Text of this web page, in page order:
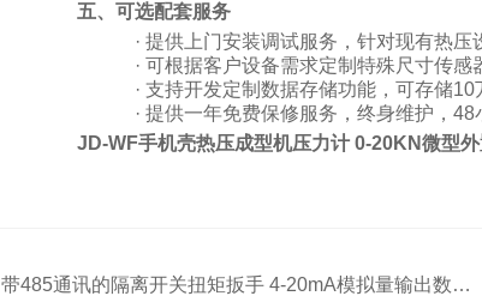
五、可选配套服务
· 提供上门安装调试服务，针对现有热压
· 可根据客户设备需求定制特殊尺寸传感
· 支持开发定制数据存储功能，可存储10
· 提供一年免费保修服务，终身维护，48
JD-WF手机壳热压成型机压力计 0-20KN微型
带485通讯的隔离开关扭矩扳手 4-20mA模拟量输出数显式扭力扳手